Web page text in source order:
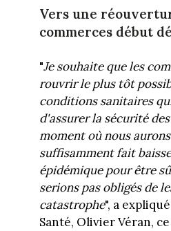
Vers une
commerces début
"Je souhaite que les
rouvrir le plus tôt
conditions sanitaires
d'assurer la sécurité des
moment où nous
suffisamment fait
épidémique pour être
serions pas obligés de
catastrophe", a
Santé, Olivier Véran,